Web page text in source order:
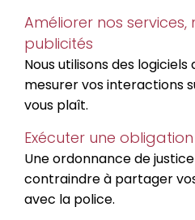
Améliorer nos services,
publicités
Nous utilisons des
mesurer vos interactions
vous plaît.
Exécuter une
Une ordonnance de
contraindre à partager
avec la police.